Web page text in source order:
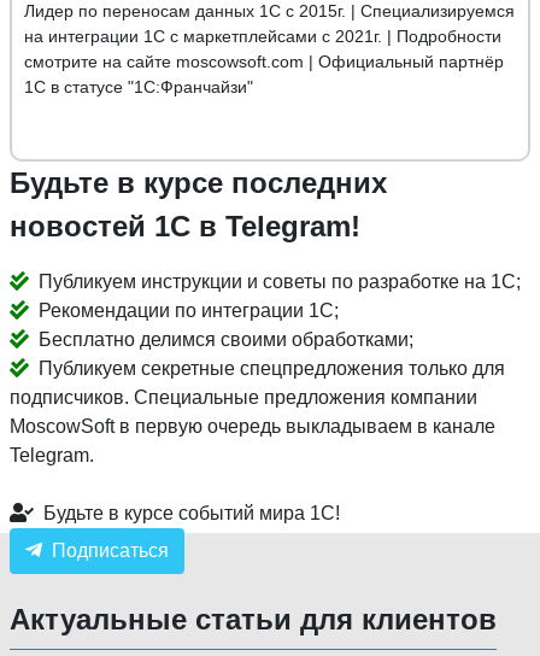
Лидер по переносам данных 1С с 2015г. | Специализируемся
на интеграции 1С с маркетплейсами с 2021г. | Подробности
смотрите на сайте moscowsoft.com | Официальный партнёр
1С в статусе "1С:Франчайзи"
Будьте в курсе последних
новостей 1С в Telegram!
Публикуем инструкции и советы по разработке на 1С;
Рекомендации по интеграции 1С;
Бесплатно делимся своими обработками;
Публикуем секретные спецпредложения только для
подписчиков. Специальные предложения компании
MoscowSoft в первую очередь выкладываем в канале
Telegram.
Будьте в курсе событий мира 1С!
Подписаться
Актуальные статьи для клиентов